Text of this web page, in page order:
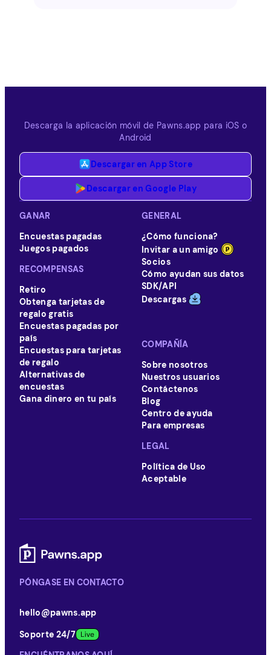
Descarga la aplicación móvil de Pawns.app para iOS o
Android
Descargar en App Store
Descargar en Google Play
PÓNGASE EN CONTACTO
hello@pawns.app
Soporte 24/7
GANAR
Encuestas pagadas
Juegos pagados
RECOMPENSAS
Retiro
Obtenga tarjetas de
regalo gratis
Encuestas pagadas por
país
Encuestas para tarjetas
de regalo
Alternativas de
encuestas
Gana dinero en tu país
GENERAL
¿Cómo funciona?
Invitar a un amigo
Socios
Cómo ayudan sus datos
SDK/API
Descargas
COMPAÑÍA
Sobre nosotros
Nuestros usuarios
Contáctenos
Blog
Centro de ayuda
Para empresas
LEGAL
Política de Uso
Aceptable